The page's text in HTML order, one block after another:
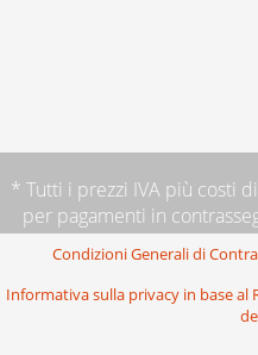
* Tutti i prezzi IVA più costi
per pagamenti in
Condizioni Generali di
Informativa sulla privacy in base al